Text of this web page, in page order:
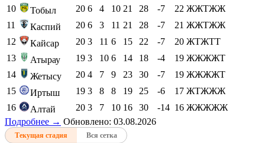
10
Тобыл 20 6 4 10 21 28 -7 22 ЖЖТЖЖ
11
Каспий 20 6 3 11 21 28 -7 21 ЖЖТЖЖ
12
Кайсар 20 3 11 6 15 22 -7 20 ЖТЖТТ
13
Атырау 19 3 10 6 14 18 -4 19 ЖЖЖЖТ
14
Жетысу 20 4 7 9 23 30 -7 19 ЖЖЖЖТ
15
Иртыш 19 3 8 8 19 25 -6 17 ЖТЖЖЖ
16
Алтай 20 3 7 10 16 30 -14 16 ЖЖЖЖЖ
Подробнее → Обновлено: 03.08.2026
Текущая стадия Вся сетка